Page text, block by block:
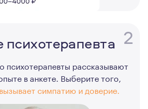
2
психотерапевта
психотерапевты рассказывают
в анкете. Выберите того,
симпатию и доверие.